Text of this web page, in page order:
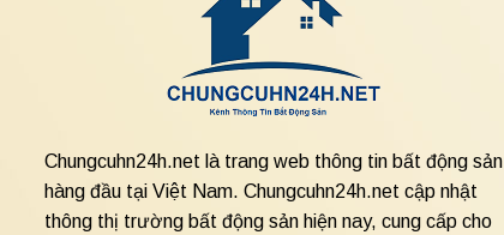
Chungcuhn24h.net là trang web thông tin bất động sản
hàng đầu tại Việt Nam. Chungcuhn24h.net cập nhật
thông thị trường bất động sản hiện nay, cung cấp cho